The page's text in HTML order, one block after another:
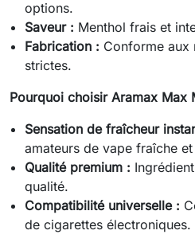
options.
Saveur : Menthol frais et
Fabrication : Conforme aux
strictes.
Pourquoi choisir Aramax Max
Sensation de fraîcheur
amateurs de vape fraîche
Qualité premium :
qualité.
Compatibilité universelle :
de cigarettes électroniques.